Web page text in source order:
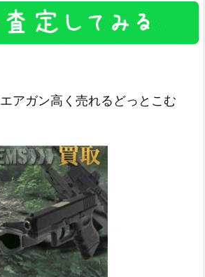
アガン高く売れるどっとこむ